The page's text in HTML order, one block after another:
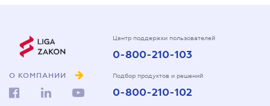
О КОМПАНИИ
Центр поддержки пользователей
0-800-210-103
Подбор продуктов и решений
0-800-210-102